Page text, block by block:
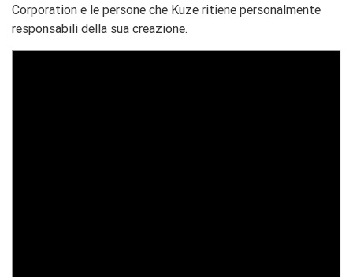
Corporation e le persone che Kuze ritiene personalmente
responsabili della sua creazione.